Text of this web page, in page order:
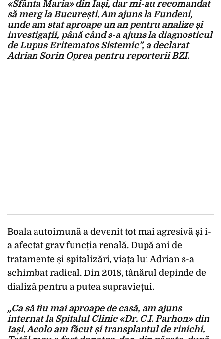
«Sfânta Maria» din Iași, dar mi-au recomandat
să merg la București. Am ajuns la Fundeni,
unde am stat aproape un an pentru analize și
investigații, până când s-a ajuns la diagnosticul
de Lupus Eritematos Sistemic”, a declarat
Adrian Sorin Oprea pentru reporterii BZI.
Boala autoimună a devenit tot mai agresivă și i-
a afectat grav funcția renală. După ani de
tratamente și spitalizări, viața lui Adrian s-a
schimbat radical. Din 2018, tânărul depinde de
dializă pentru a putea supraviețui.
„Ca să fiu mai aproape de casă, am ajuns
internat la Spitalul Clinic «Dr. C.I. Parhon» din
Iași. Acolo am făcut și transplantul de rinichi.